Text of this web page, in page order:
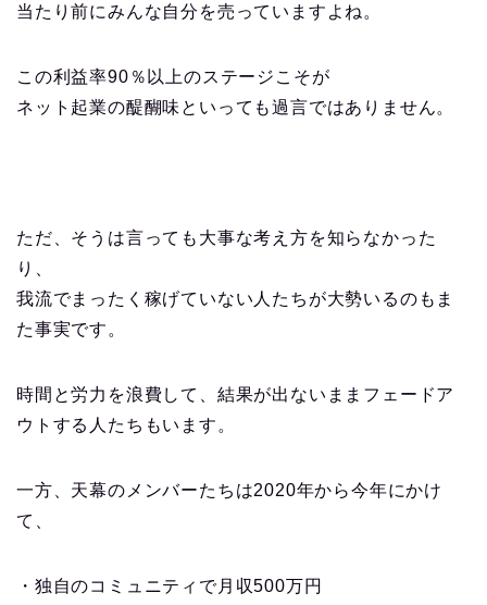
当たり前にみんな自分を売っていますよね。
この利益率90％以上のステージこそが
ネット起業の醍醐味といっても過言ではありません。
ただ、そうは言っても大事な考え方を知らなかった
り、
我流でまったく稼げていない人たちが大勢いるのもま
た事実です。
時間と労力を浪費して、結果が出ないままフェードア
ウトする人たちもいます。
一方、天幕のメンバーたちは2020年から今年にかけ
て、
・独自のコミュニティで月収500万円